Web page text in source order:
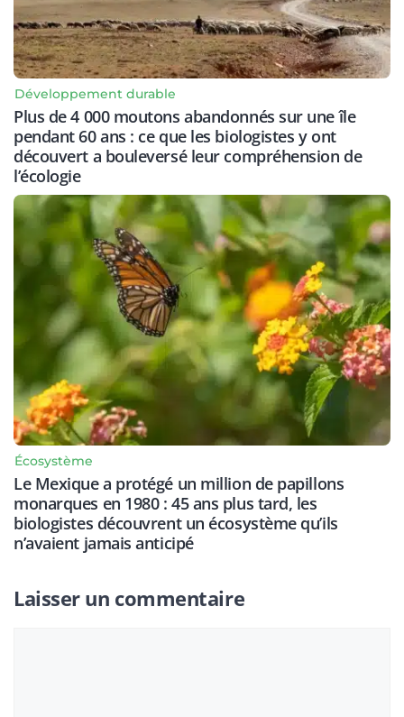
Développement durable
Plus de 4 000 moutons abandonnés sur une île
pendant 60 ans : ce que les biologistes y ont
découvert a bouleversé leur compréhension de
l’écologie
Écosystème
Le Mexique a protégé un million de papillons
monarques en 1980 : 45 ans plus tard, les
biologistes découvrent un écosystème qu’ils
n’avaient jamais anticipé
Laisser un commentaire